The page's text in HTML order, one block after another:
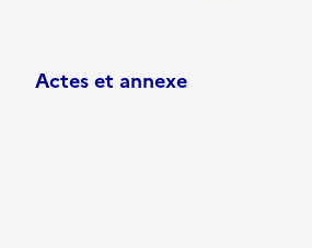
Actes et annexe